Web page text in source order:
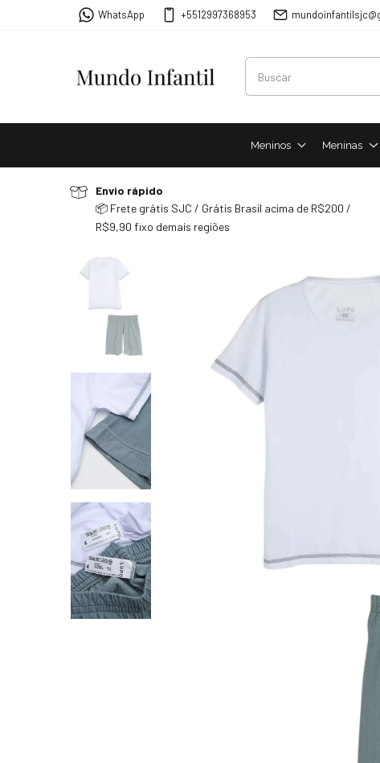
WhatsApp +5512997368953
Meninos Meninas
Envio rápido
📦 Frete grátis SJC / Grátis Brasil acima de R$200 /
R$9,90 fixo demais regiões